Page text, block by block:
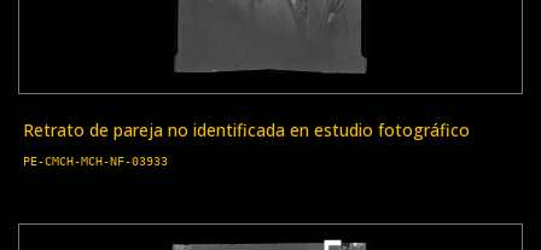
Retrato de pareja no identificada en estudio fotográfico
PE-CMCH-MCH-NF-03933